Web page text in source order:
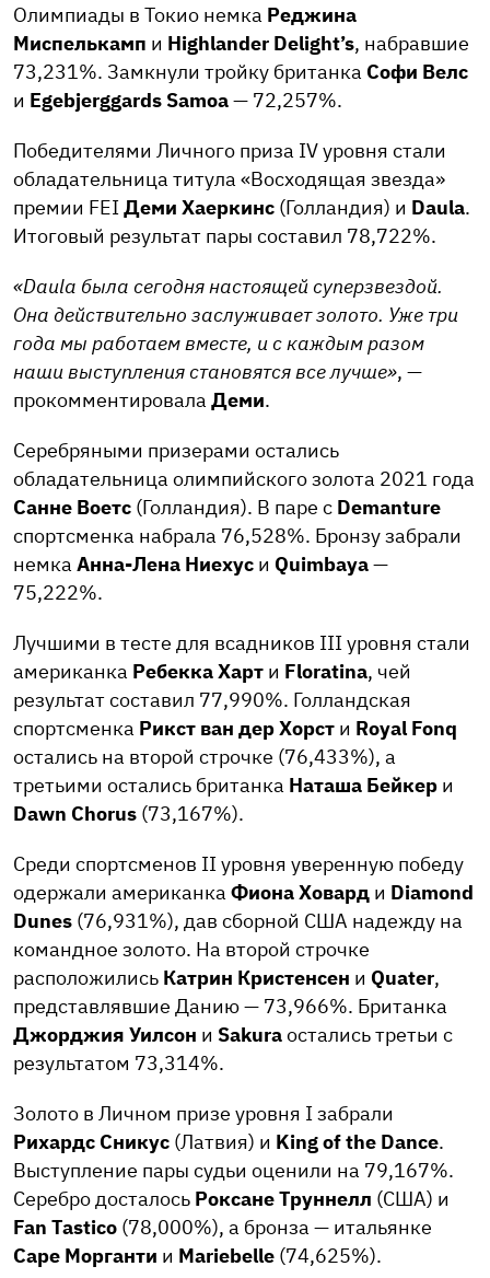
Олимпиады в Токио немка Реджина
Миспелькамп и Highlander Delight’s, набравшие
73,231%. Замкнули тройку британка Софи Велс
и Egebjerggards Samoa— 72,257%.
Победителями Личного приза IV уровня стали
обладательница титула «Восходящая звезда»
премии FEIДеми Хаеркинс (Голландия) и Daula.
Итоговый результат пары составил 78,722%.
«Daula была сегодня настоящей суперзвездой.
Она действительно заслуживает золото. Уже три
года мы работаем вместе, и с каждым разом
наши выступления становятся все лучше», —
прокомментировалаДеми.
Серебряными призерами остались
обладательница олимпийского золота 2021 года
Санне Воетс (Голландия). В паре с Demanture
спортсменка набрала 76,528%. Бронзу забрали
немкаАнна-Лена Ниехус и Quimbaya—
75,222%.
Лучшими в тесте для всадников III уровня стали
американка Ребекка Харт и Floratina, чей
результат составил 77,990%. Голландская
спортсменка Рикст ван дер Хорст и Royal Fonq
остались на второй строчке (76,433%), а
третьими остались британка Наташа Бейкер и
Dawn Chorus (73,167%).
Среди спортсменов II уровня уверенную победу
одержали американкаФиона Ховард и Diamond
Dunes (76,931%), дав сборной США надежду на
командное золото. На второй строчке
расположились Катрин Кристенсен и Quater,
представлявшие Данию — 73,966%. Британка
Джорджия Уилсон и Sakuraостались третьи с
результатом 73,314%.
Золото в Личном призе уровня I забрали
Рихардс Сникус (Латвия) и King of the Dance.
Выступление пары судьи оценили на 79,167%.
Серебро досталось Роксане Труннелл (США) и
Fan Tastico (78,000%), а бронза — итальянке
Саре Морганти и Mariebelle (74,625%).